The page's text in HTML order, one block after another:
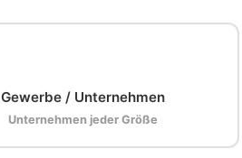
Gewerbe / Unternehmen
Unternehmen jeder Größe